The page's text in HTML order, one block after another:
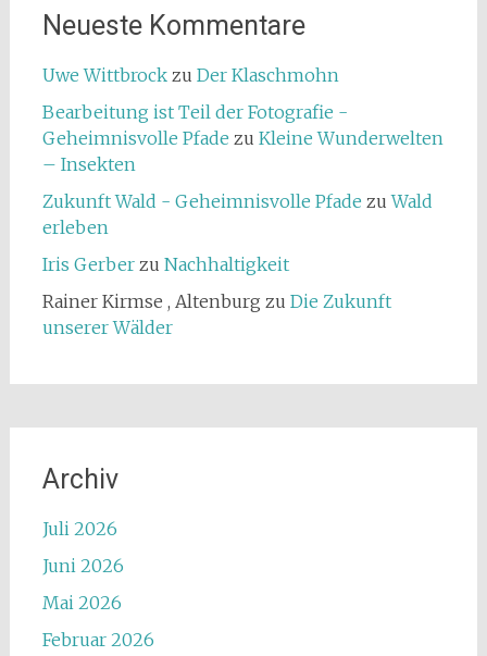
Neueste Kommentare
Uwe Wittbrockzu Der Klaschmohn
Bearbeitung ist Teil der Fotografie -
Geheimnisvolle Pfade zu Kleine Wunderwelten
– Insekten
Zukunft Wald - Geheimnisvolle Pfade zuWald
erleben
Iris Gerberzu Nachhaltigkeit
Rainer Kirmse , Altenburg zu Die Zukunft
unserer Wälder
Archiv
Juli 2026
Juni 2026
Mai 2026
Februar 2026